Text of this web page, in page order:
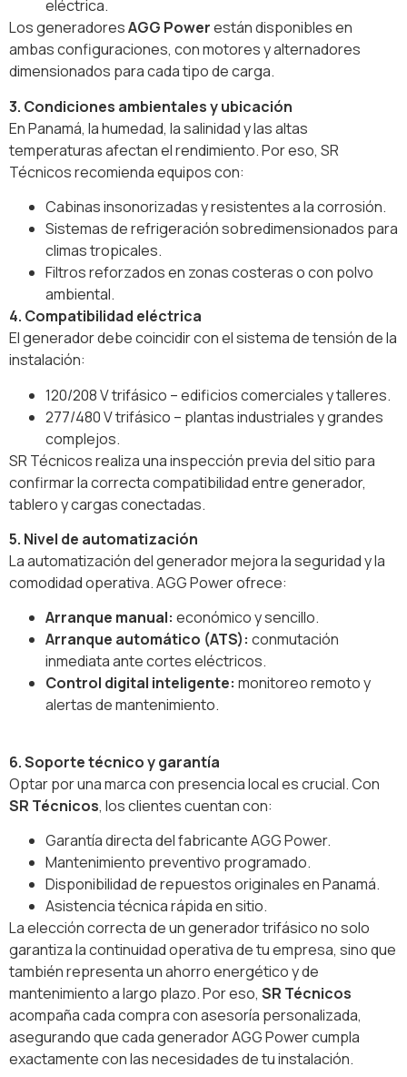
eléctrica.
Los generadoresAGG Powerestán disponibles en
ambas configuraciones, con motores y alternadores
dimensionados para cada tipo de carga.
3. Condiciones ambientales y ubicación
En Panamá, la humedad, la salinidad y las altas
temperaturas afectan el rendimiento. Por eso, SR
Técnicos recomienda equipos con:
Cabinas insonorizadas y resistentes a la corrosión.
Sistemas de refrigeración sobredimensionados para
climas tropicales.
Filtros reforzados en zonas costeras o con polvo
ambiental.
4. Compatibilidad eléctrica
El generador debe coincidir con el sistema de tensión de la
instalación:
120/208 V trifásico – edificios comerciales y talleres.
277/480 V trifásico – plantas industriales y grandes
complejos.
SR Técnicos realiza una inspección previa del sitio para
confirmar la correcta compatibilidad entre generador,
tablero y cargas conectadas.
5. Nivel de automatización
La automatización del generador mejora la seguridad y la
comodidad operativa. AGG Power ofrece:
Arranque manual: económico y sencillo.
Arranque automático (ATS): conmutación
inmediata ante cortes eléctricos.
Control digital inteligente: monitoreo remoto y
alertas de mantenimiento.
6. Soporte técnico y garantía
Optar por una marca con presencia local es crucial. Con
SR Técnicos, los clientes cuentan con:
Garantía directa del fabricante AGG Power.
Mantenimiento preventivo programado.
Disponibilidad de repuestos originales en Panamá.
Asistencia técnica rápida en sitio.
La elección correcta de un generador trifásico no solo
garantiza la continuidad operativa de tu empresa, sino que
también representa un ahorro energético y de
mantenimiento a largo plazo. Por eso, SR Técnicos
acompaña cada compra con asesoría personalizada,
asegurando que cada generador AGG Power cumpla
exactamente con las necesidades de tu instalación.